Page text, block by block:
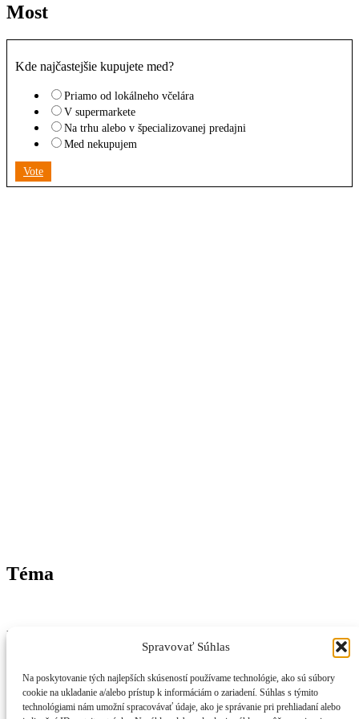
Spravovať Súhlas
Na poskytovanie tých najlepších skúseností používame technológie, ako sú súbory
cookie na ukladanie a/alebo prístup k informáciám o zariadení. Súhlas s týmito
technológiami nám umožní spracovávať údaje, ako je správanie pri prehliadaní alebo
Most
Kde najčastejšie kupujete med?
Priamo od lokálneho včelára
V supermarkete
Na trhu alebo v špecializovanej predajni
Med nekupujem
Vote
Téma
Nezávislý magazín z Trenčianskeho kraja – správy, inšpirácie a
📞Kontakt
🧾Právne informácie
🔒Ochrana osobných údajov